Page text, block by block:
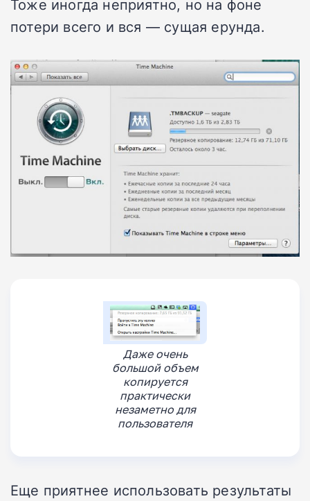
Тоже иногда неприятно, но на фоне
потери всего и вся — сущая ерунда.
Даже очень
большой объем
копируется
практически
незаметно для
пользователя
Еще приятнее использовать результаты